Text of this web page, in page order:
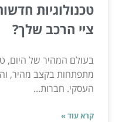
טכנולוגיות
ציי הרכב שלך?
בעולם המהיר של היום,
מתפתחות בקצב מהיר,
העסקי. חברות...
קרא עוד »